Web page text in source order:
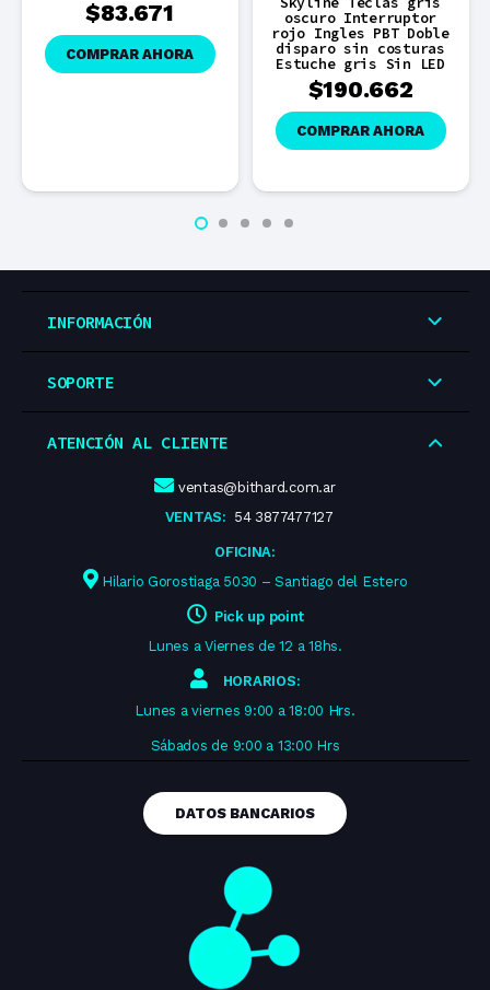
$83.671
COMPRAR AHORA
oscuro Interruptor
rojo Ingles PBT Doble
disparo sin costuras
Estuche gris Sin LED
$190.662
COMPRAR AHORA
INFORMACIÓN
SOPORTE
ATENCIÓN AL CLIENTE
ventas@bithard.com.ar
VENTAS: 54 3877477127
OFICINA:
Hilario Gorostiaga 5030 – Santiago del Estero
Pick up point
Lunes a Viernes de 12 a 18hs.
HORARIOS:
Lunes a viernes 9:00 a 18:00 Hrs.
Sábados de 9:00 a 13:00 Hrs
DATOS BANCARIOS